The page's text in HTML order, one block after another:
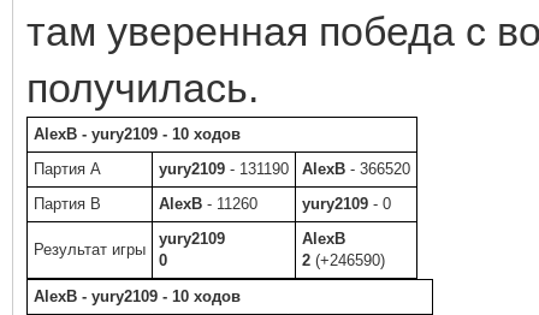
там уверенная победа с
получилась.
AlexB - yury2109 - 10 ходов
Партия A
yury2109 - 131190 AlexB - 366520
Партия B
AlexB - 11260 yury2109 - 0
Результат игры
yury2109
0
AlexB
2 (+246590)
AlexB - yury2109 - 10 ходов